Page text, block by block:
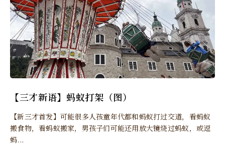
【三才新语】蚂蚁打架（图）
【新三才首发】可能很多人孩童年代都和蚂蚁打过交道，看蚂蚁
搬食物，看蚂蚁搬家，男孩子们可能还用放大镜烧过蚂蚁，或逗
蚂...